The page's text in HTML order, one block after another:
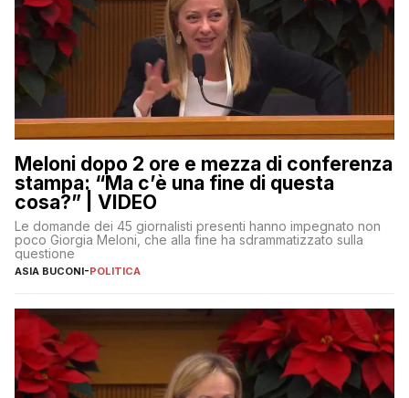
Meloni dopo 2 ore e mezza di conferenza
stampa: “Ma c’è una fine di questa
cosa?” | VIDEO
Le domande dei 45 giornalisti presenti hanno impegnato non
poco Giorgia Meloni, che alla fine ha sdrammatizzato sulla
questione
ASIA BUCONI-POLITICA